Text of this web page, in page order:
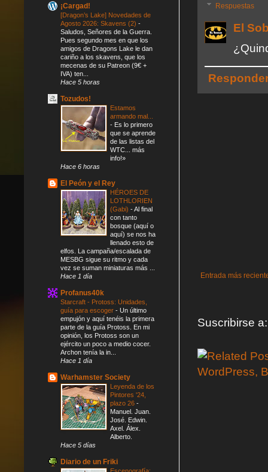
Respuestas
El
Entrada más
Suscribirse
¡Cargad!
[Dragon’s Lake] Novedades de
Agosto 2026: Skavens (2) -
Saludos, Señores de la Guerra.
Pues segundo mes en que los
amigos de Dragons Lake le dan
cariño a los skavens, que los
mecenas de su Patreon (9€ +
IVA) ten...
Hace 5 horas
Tozudos!
Estamos
armando mal...
- Es lo primero
que se aprende
de las listas del
WTC... más
info!»
Hace 6 horas
El Peón y el Rey
HÉROES DE
LOTHLORIEN
(Gabi) -Al final
con tanto
bosque (aquí o
aquí) se nos ha
llenado esto de
elfos. La campaña/escalada de
MESBG sigue su ritmo y cada
vez se suman miniaturas más ...
Hace 1 día
Profanus40k
Starcraft - Protoss: Unidades,
guía para escoger - Un último
empujón y aquí tenéis la primera
parte de la guía Protoss. En mi
opinión, los Protoss son un
ejército un poco a medio cocer.
Archon tenía la in...
Hace 1 día
Warhamster Society
Leyenda de los
Pintores '24,
plazo 26 -
Manuel. Juan.
José. Edwin.
Axel. Álex.
Alberto.
Hace 5 días
Diario de un Friki